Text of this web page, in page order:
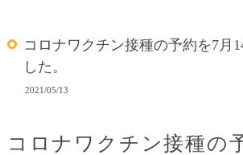
コロナワクチン接種の予約を7月
した。
2021/05/13
コロナワクチン接種の